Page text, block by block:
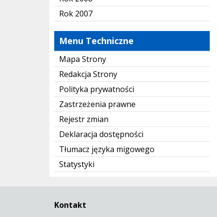
Rok 2007
Menu Techniczne
Mapa Strony
Redakcja Strony
Polityka prywatności
Zastrzeżenia prawne
Rejestr zmian
Deklaracja dostępności
Tłumacz języka migowego
Statystyki
Kontakt